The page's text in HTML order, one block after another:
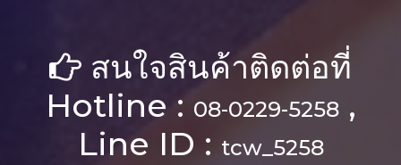
สนใจสินค้าติดต่อที่
Hotline : 08-0229-5258,
Line ID : tcw_5258